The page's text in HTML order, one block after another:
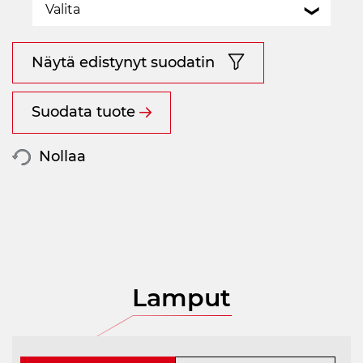
Valita
Näytä edistynyt suodatin
Suodata tuote
Nollaa
Lamput